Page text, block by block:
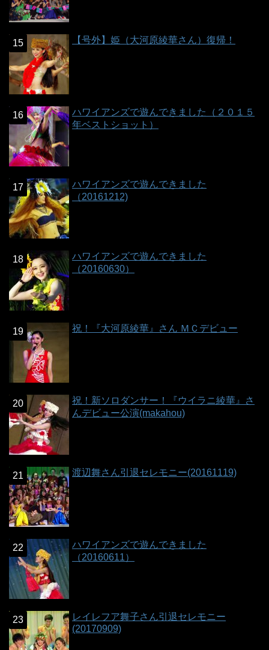
【号外】姫（大河原綾華さん）復帰！
ハワイアンズで遊んできました（２０１５
年ベストショット）
ハワイアンズで遊んできました
（20161212)
ハワイアンズで遊んできました
（20160630）
祝！『大河原綾華』さん ＭＣデビュー
祝！新ソロダンサー！『ウイラニ綾華』さ
んデビュー公演(makahou)
渡辺舞さん引退セレモニー(20161119)
ハワイアンズで遊んできました
（20160611）
レイレフア舞子さん引退セレモニー
(20170909)